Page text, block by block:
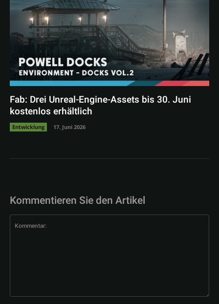
Fab: Drei Unreal-Engine-Assets bis 30. Juni
kostenlos erhältlich
Entwicklung 17. Juni 2026
Kommentieren Sie den Artikel